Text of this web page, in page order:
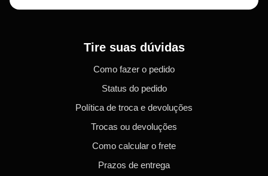
Tire suas dúvidas
Como fazer o pedido
Status do pedido
Política de troca e devoluções
Trocas ou devoluções
Como calcular o frete
Prazos de entrega